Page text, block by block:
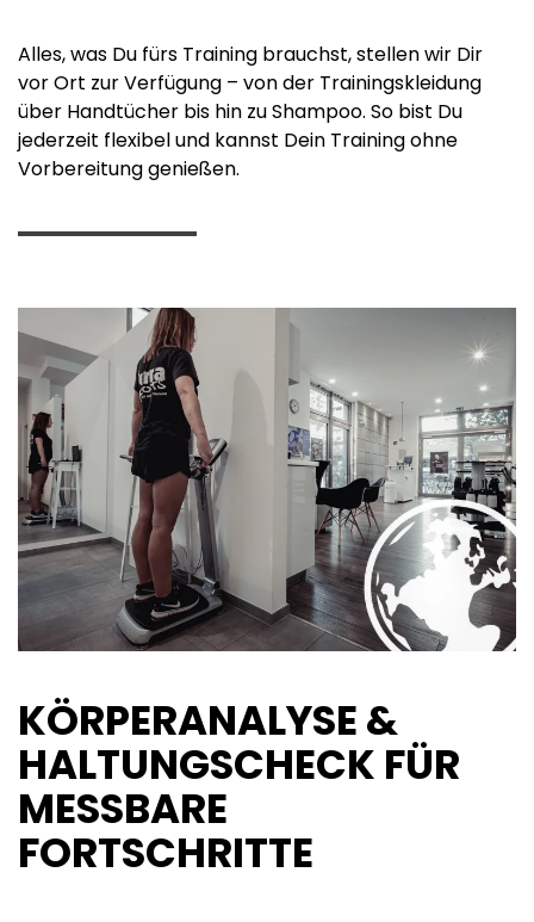
Alles, was Du fürs Training brauchst, stellen wir Dir
vor Ort zur Verfügung – von der Trainingskleidung
über Handtücher bis hin zu Shampoo. So bist Du
jederzeit flexibel und kannst Dein Training ohne
Vorbereitung genießen.
KÖRPERANALYSE &
HALTUNGSCHECK FÜR
MESSBARE
FORTSCHRITTE